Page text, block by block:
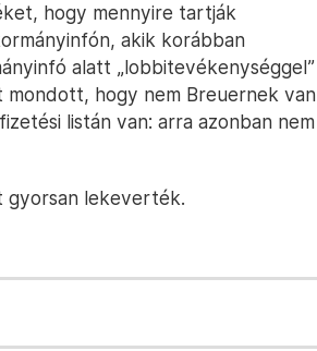
hogy mennyire tartják
akik korábban
alatt „lobbitevékenységgel”
mondott, hogy nem Breuernek van
listán van: arra azonban nem
gyorsan lekeverték.